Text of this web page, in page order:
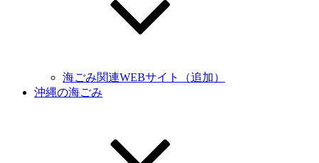
海ごみ関連WEBサイト（追加）
沖縄の海ごみ